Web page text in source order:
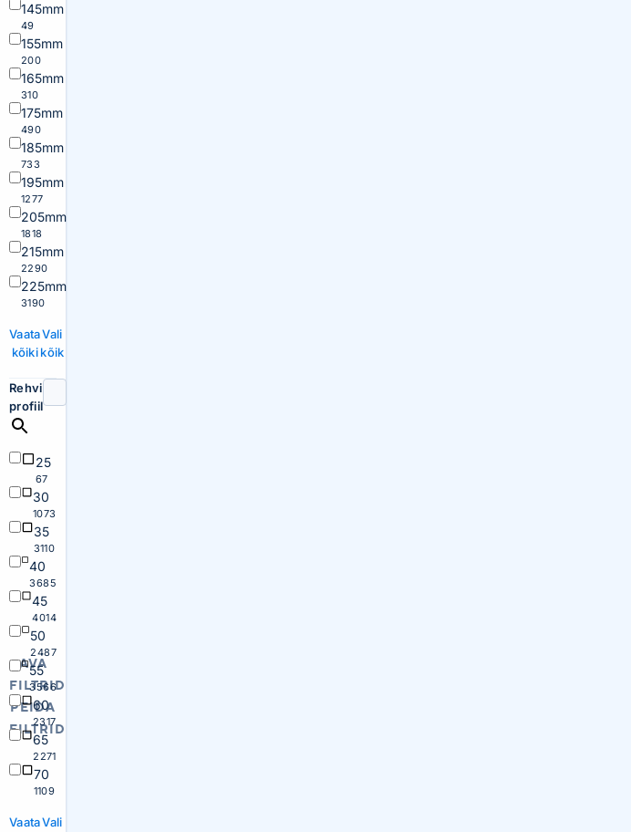
AVA
FILTRID
PEIDA
FILTRID
145mm
49
155mm
200
165mm
310
175mm
490
185mm
733
195mm
1277
205mm
1818
215mm
2290
225mm
3190
Vaata
kõiki
Vali
kõik
Rehvi
profiil
25
67
30
1073
35
3110
40
3685
45
4014
50
2487
55
3566
60
2317
65
2271
70
1109
VaataVali